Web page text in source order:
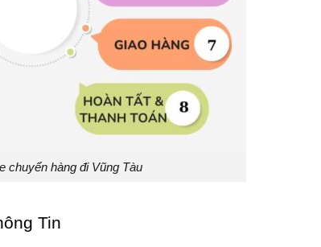
chuyển hàng đi Vũng Tàu
Tin